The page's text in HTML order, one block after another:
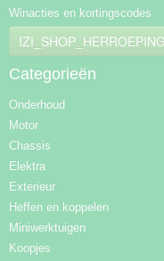
Winacties en kortingscodes
IZI_SHOP_HERROEPING
Categorieën
Onderhoud
Motor
Chassis
Elektra
Exterieur
Heffen en koppelen
Miniwerktuigen
Koopjes